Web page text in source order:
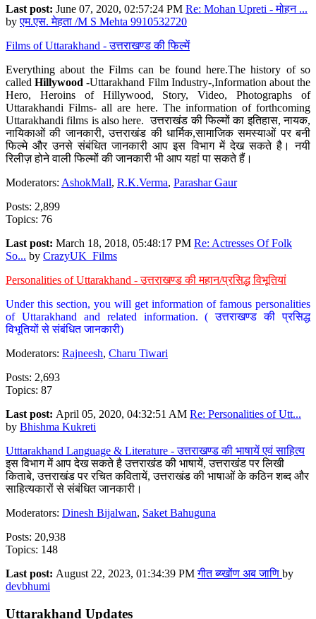
Last post: June 07, 2020, 02:57:24 PM Re: Mohan Upreti - मोहन ...
byएम.एस. मेहता /M S Mehta 9910532720
Films of Uttarakhand - उत्तराखण्ड की फिल्में
Everything about the Films can be found here.The history of so
calledHillywood-Uttarakhand Film Industry-,Information about the
Hero, Heroins of Hillywood, Story, Video, Photographs of
Uttarakhandi Films- all are here. The information of forthcoming
Uttarakhandi films is also here. उत्तराखंड की फिल्मों का इतिहास, नायक,
नायिकाओं की जानकारी, उत्तराखंड की धार्मिक,सामाजिक समस्याओं पर बनी
फिल्मे और उनसे संबंधित जानकारी आप इस विभाग में देख सकते है। नयी
रिलीज़ होने वाली फिल्मों की जानकारी भी आप यहां पा सकते हैं।
Moderators: AshokMall, R.K.Verma, Parashar Gaur
Posts: 2,899
Topics: 76
Last post: March 18, 2018, 05:48:17 PM Re: Actresses Of Folk
So... by CrazyUK_Films
Personalities of Uttarakhand - उत्तराखण्ड की महान/प्रसिद्ध विभूतियां
Under this section, you will get information of famous personalities
of Uttarakhand and related information. ( उत्तराखण्ड की प्रसिद्ध
विभूतियों से संबंधित जानकारी)
Moderators: Rajneesh, Charu Tiwari
Posts: 2,693
Topics: 87
Last post: April 05, 2020, 04:32:51 AM Re: Personalities of Utt...
by Bhishma Kukreti
Utttarakhand Language & Literature - उत्तराखण्ड की भाषायें एवं साहित्य
इस विभाग में आप देख सकते है उत्तराखंड की भाषायें, उत्तराखंड पर लिखी
किताबे, उत्तराखंड पर रचित कवितायें, उत्तराखंड की भाषाओं के कठिन शब्द और
साहित्यकारों से संबंधित जानकारी।
Moderators: Dinesh Bijalwan, Saket Bahuguna
Posts: 20,938
Topics: 148
Last post: August 22, 2023, 01:34:39 PMगीत ब्य्खोंण अब जाणि by
devbhumi
Uttarakhand Updates